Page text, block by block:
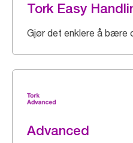
Tork Easy
Gjør det enklere å bære
Advanced